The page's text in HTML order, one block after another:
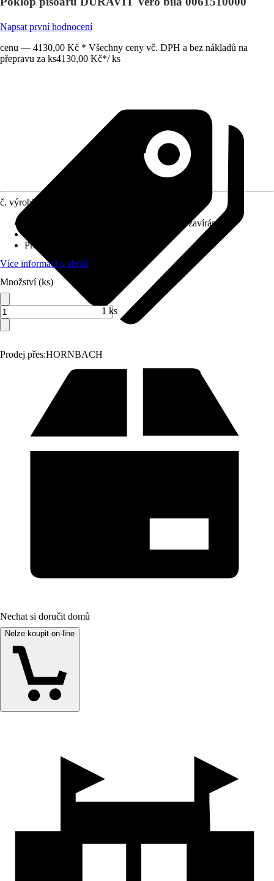
Napsat první hodnocení
cenu — 4130,00 Kč * Všechny ceny vč. DPH a bez nákladů na
přepravu za ks4130,00 Kč*/ ks
Prodej přes:HORNBACH
č. výrobku
Bez automatického zavírání
Provedení závěsu
Více informací o zboží
Množství (ks)
1 ks
Nechat si doručit domů
Nelze koupit on-line